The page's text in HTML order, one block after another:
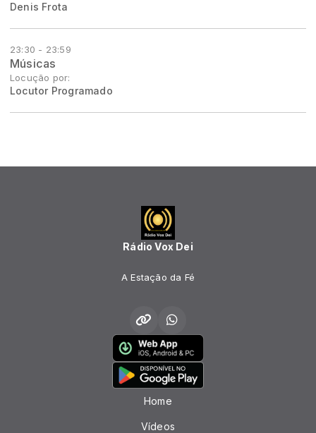
Denis Frota
23:30 - 23:59
Músicas
Locução por:
Locutor Programado
Rádio Vox Dei
A Estação da Fé
Home
Vídeos